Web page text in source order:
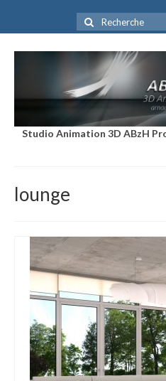
Rechercher
:
Studio Animation 3D ABzH
lounge